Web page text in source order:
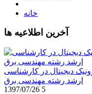
خانه
آخرین اطلاعیه ها
دیجیتال در کارشناسی
ارشد رشته مهندسی برق
1397/07/26 5